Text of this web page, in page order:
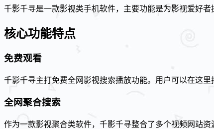
千影千寻是一款影视类手机软件，主要功能是为影视爱好
核心功能特点
免费观看
千影千寻主打免费全网影视搜索播放功能。用户可以在这里
全网聚合搜索
作为一款影视聚合类软件，千影千寻整合了多个视频网站